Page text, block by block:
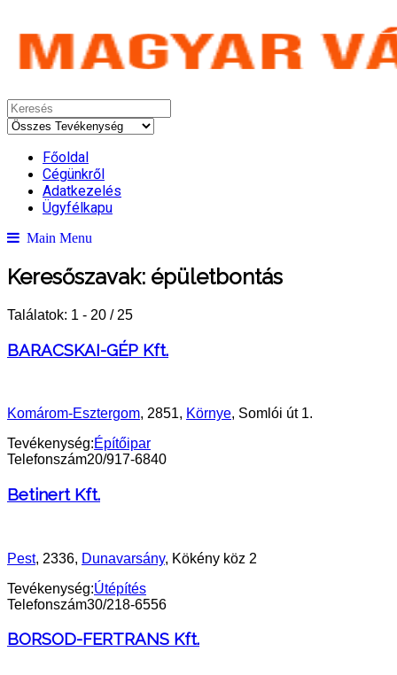
Főoldal
Cégünkről
Adatkezelés
Ügyfélkapu
Main Menu
Keresőszavak: épületbontás
Találatok: 1 - 20 / 25
BARACSKAI-GÉP Kft.
Komárom-Esztergom, 2851, Környe, Somlói út 1.
Tevékenység:Építőipar
Telefonszám20/917-6840
Betinert Kft.
Pest, 2336, Dunavarsány, Kökény köz 2
Tevékenység:Útépítés
Telefonszám30/218-6556
BORSOD-FERTRANS Kft.